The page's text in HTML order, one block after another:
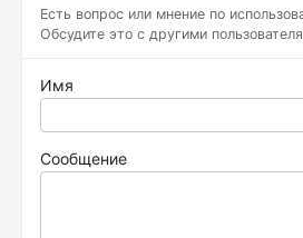
Есть вопрос или мнение по
Обсудите это с другими
Имя
Сообщение